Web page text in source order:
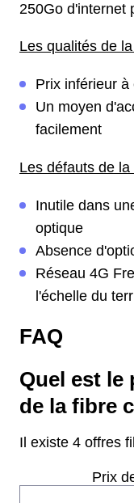
250Go d'internet
Les qualités de
Prix inférieur
Un moyen
facilement
Les défauts de
Inutile dans
optique
Absence
Réseau 4G
l'échelle du
FAQ
Quel est le
de la fibre
Il existe 4 offres
Prix